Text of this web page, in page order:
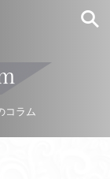
コラム